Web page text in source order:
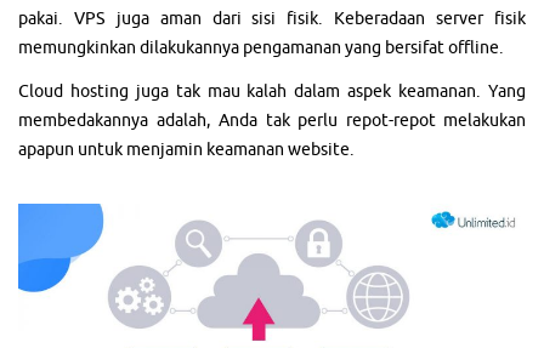
pakai. VPS juga aman dari sisi fisik. Keberadaan server fisik
memungkinkan dilakukannya pengamanan yang bersifat offline.
Cloud hosting juga tak mau kalah dalam aspek keamanan. Yang
membedakannya adalah, Anda tak perlu repot-repot melakukan
apapun untuk menjamin keamanan website.